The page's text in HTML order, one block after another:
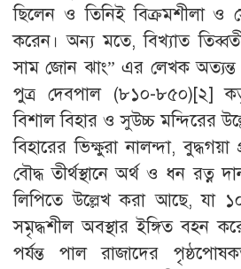
ছিলেন ও তিনিই বিক্রমশীলা ও
করেন। অন্য মতে, বিখ্যাত
সাম জোন ঝাং” এর লেখক অত্যন্ত
পুত্র দেবপাল (৮১০-৮৫০)[২]
বিশাল বিহার ও সুউচ্চ মন্দিরের
বিহারের ভিক্ষুরা নালন্দা, বুদ্ধগয়া
বৌদ্ধ তীর্থস্থানে অর্থ ও ধন রত্ন
লিপিতে উল্লেখ করা আছে, যা
সমৃদ্ধশীল অবস্থার ইঙ্গিত বহন
পর্যন্ত পাল রাজাদের